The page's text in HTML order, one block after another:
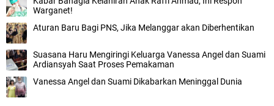
Warganet!
Aturan Baru Bagi PNS, Jika Melanggar akan Diberhentikan
Suasana Haru Mengiringi Keluarga Vanessa Angel dan Suami
Ardiansyah Saat Proses Pemakaman
Vanessa Angel dan Suami Dikabarkan Meninggal Dunia